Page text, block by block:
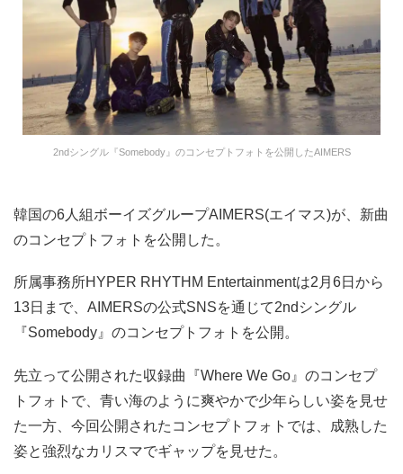
2ndシングル『Somebody』のコンセプトフォトを公開したAIMERS
韓国の6人組ボーイズグループAIMERS(エイマス)が、新曲
のコンセプトフォトを公開した。
所属事務所HYPER RHYTHM Entertainmentは2月6日から
13日まで、AIMERSの公式SNSを通じて2ndシングル
『Somebody』のコンセプトフォトを公開。
先立って公開された収録曲『Where We Go』のコンセプ
トフォトで、青い海のように爽やかで少年らしい姿を見せ
た一方、今回公開されたコンセプトフォトでは、成熟した
姿と強烈なカリスマでギャップを見せた。